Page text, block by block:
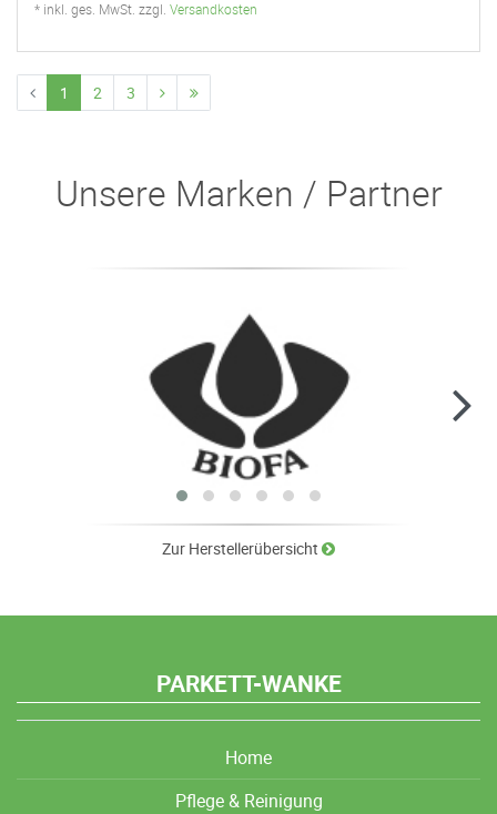
* inkl. ges. MwSt. zzgl. Versandkosten
1 2 3
Unsere Marken / Partner
Zur Herstellerübersicht
PARKETT-WANKE
Home
Pflege & Reinigung